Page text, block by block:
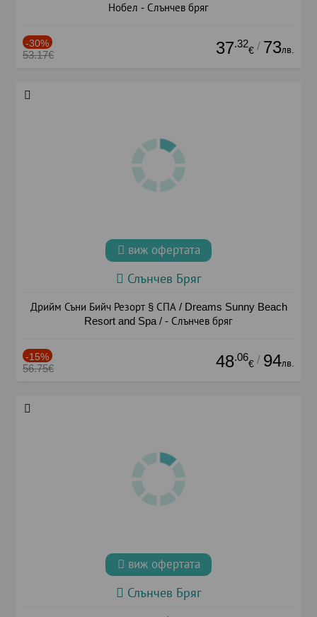
Нобел - Слънчев бряг
-30%
53.17€ 37.32
€ / 73лв.
виж офертата
Слънчев Бряг
Дрийм Съни Бийч Резорт § СПА / Dreams Sunny Beach
Resort and Spa / - Слънчев бряг
-15%
56.75€ 48.06
€ / 94лв.
виж офертата
Слънчев Бряг